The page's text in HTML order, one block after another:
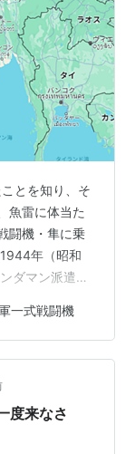
とを知り、そ
魚雷に体当た
闘機・隼に乗
年（昭和
ダマン派遣隊
船・松川丸
川丸に向け魚
湾ポートブレ
戦隼を操縦す
で敵潜水艦が
一式戦闘機
度来なさ